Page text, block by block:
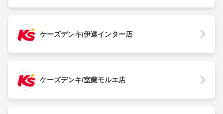
ケーズデンキ/伊達インター店
ケーズデンキ/室蘭モルエ店